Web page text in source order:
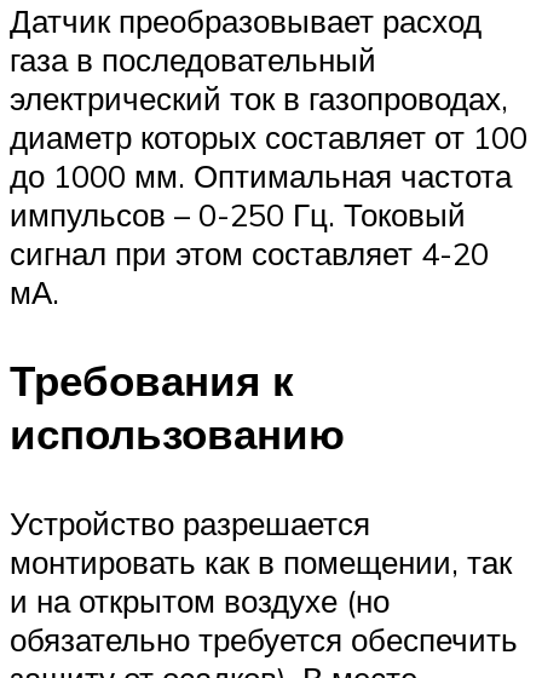
Датчик преобразовывает расход
газа в последовательный
электрический ток в газопроводах,
диаметр которых составляет от 100
до 1000 мм. Оптимальная частота
импульсов – 0-250 Гц. Токовый
сигнал при этом составляет 4-20
мА.
Требования к
использованию
Устройство разрешается
монтировать как в помещении, так
и на открытом воздухе (но
обязательно требуется обеспечить